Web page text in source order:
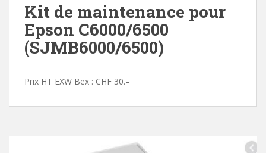
Kit de maintenance pour
Epson C6000/6500
(SJMB6000/6500)
Prix HT EXW Bex : CHF 30.–